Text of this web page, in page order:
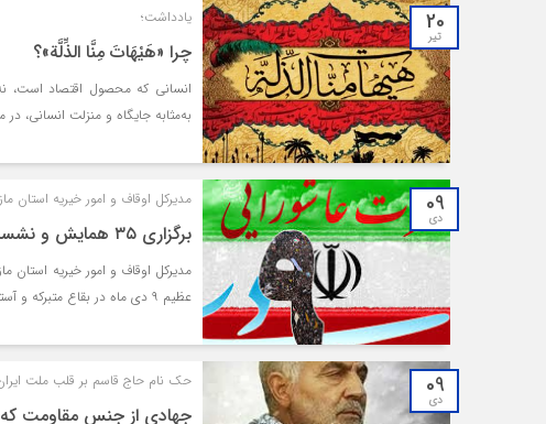
20
تیر
یادداشت؛
چرا «هَیْهَاتَ مِنَّا الذِّلَّة»؟
انسانی که محصول اقتصاد است،
به‌مثابه جایگاه و منزلت انسانی،
09
دی
مدیرکل اوقاف و امور خیریه استان
برگزاری ۳۵ همایش و نشست بصیرتی ۹ دی در بقاع متبرکه مازندران
عظیم ۹ دی ماه در بقاع متبرکه و آستان مقدس امامزادگان مازندران درحال برگزاری است.
09
دی
حک نام حاج قاسم بر قلب‌ ملت
جهادی از جنس مقاومت که